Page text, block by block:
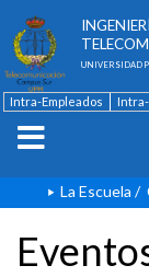
UNIVERSIDAD
Intra-Empleados
La Escuela /